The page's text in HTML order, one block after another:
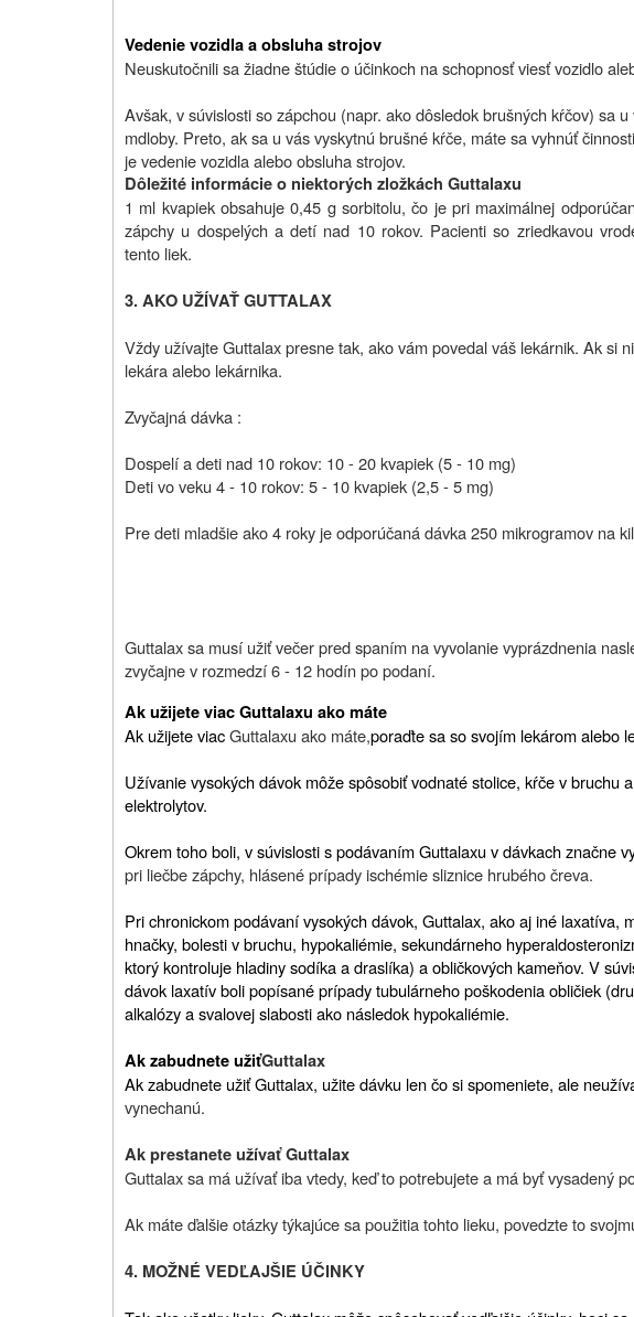
Vedenie vozidla a obsluha strojov
Neuskutočnili sa žiadne štúdie o účinkoch na schopnosť viesť vozidlo
Avšak, v súvislosti so zápchou (napr. ako dôsledok brušných kŕčov) sa
mdloby. Preto, ak sa u vás vyskytnú brušné kŕče, máte sa vyhnúť
je vedenie vozidla alebo obsluha strojov.
Dôležité informácie o niektorých zložkách Guttalaxu
1 ml kvapiek obsahuje 0,45 g sorbitolu, čo je pri maximálnej
zápchy u dospelých a detí nad 10 rokov. Pacienti so zriedkavou
tento liek.
3. AKO UŽÍVAŤ GUTTALAX
Vždy užívajte Guttalax presne tak, ako vám povedal váš lekárnik. Ak si
lekára alebo lekárnika.
Zvyčajná dávka :
Dospelí a deti nad 10 rokov: 10 - 20 kvapiek (5 - 10 mg)
Deti vo veku 4 - 10 rokov: 5 - 10 kvapiek (2,5 - 5 mg)
Pre deti mladšie ako 4 roky je odporúčaná dávka 250 mikrogramov na
Guttalax sa musí užiť večer pred spaním na vyvolanie vyprázdnenia
zvyčajne v rozmedzí 6 - 12 hodín po podaní.
Ak užijete viac Guttalaxu ako máte
Ak užijete viacGuttalaxu ako máte,poraďte sa so svojím lekárom alebo
Užívanie vysokých dávok môže spôsobiť vodnaté stolice, kŕče v bruchu
elektrolytov.
Okrem toho boli, v súvislosti s podávaním Guttalaxu v dávkach značne
pri liečbe zápchy, hlásené prípady ischémie sliznice hrubého čreva.
Pri chronickom podávaní vysokých dávok, Guttalax, ako aj iné laxatíva,
hnačky, bolesti v bruchu, hypokaliémie, sekundárneho
ktorý kontroluje hladiny sodíka a draslíka) a obličkových kameňov. V
dávok laxatív boli popísané prípady tubulárneho poškodenia obličiek
alkalózy a svalovej slabosti ako následok hypokaliémie.
Ak zabudnete užiťGuttalax
Ak zabudnete užiť Guttalax, užite dávku len čo si spomeniete, ale
vynechanú.
Ak prestanete užívať Guttalax
Guttalax sa má užívať iba vtedy, keď to potrebujete a má byť vysadený
Ak máte ďalšie otázky týkajúce sa použitia tohto lieku, povedzte to
4. MOŽNÉ VEDĽAJŠIE ÚČINKY